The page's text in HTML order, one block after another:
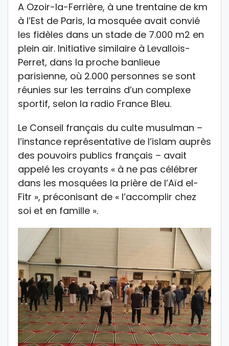
A Ozoir-la-Ferrière, à une trentaine de km
à l’Est de Paris, la mosquée avait convié
les fidèles dans un stade de 7.000 m2 en
plein air. Initiative similaire à Levallois-
Perret, dans la proche banlieue
parisienne, où 2.000 personnes se sont
réunies sur les terrains d’un complexe
sportif, selon la radio France Bleu.
Le Conseil français du culte musulman –
l’instance représentative de l’islam auprès
des pouvoirs publics français – avait
appelé les croyants « à ne pas célébrer
dans les mosquées la prière de l’Aïd el-
Fitr », préconisant de « l’accomplir chez
soi et en famille ».